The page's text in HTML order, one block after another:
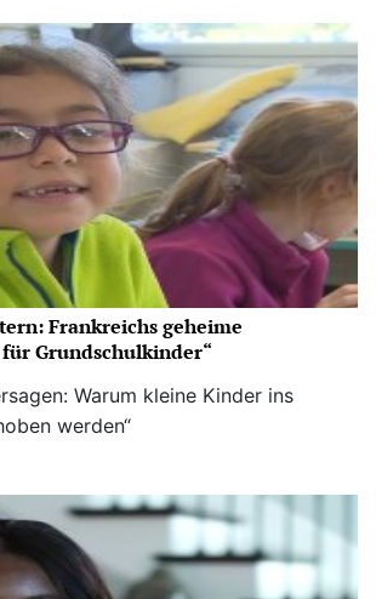
Frankreichs geheime
Grundschulkinder“
Warum kleine Kinder ins
werden“